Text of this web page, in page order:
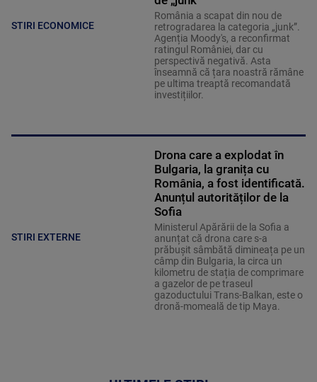
STIRI ECONOMICE
România a scapat din nou de
retrogradarea la categoria „junk”.
Agenția Moody's, a reconfirmat
ratingul României, dar cu
perspectivă negativă. Asta
înseamnă că țara noastră rămâne
pe ultima treaptă recomandată
investițiilor.
STIRI EXTERNE
Drona care a explodat în
Bulgaria, la granița cu
România, a fost identificată.
Anunțul autorităților de la
Sofia
Ministerul Apărării de la Sofia a
anunțat că drona care s-a
prăbușit sâmbătă dimineața pe un
câmp din Bulgaria, la circa un
kilometru de stația de comprimare
a gazelor de pe traseul
gazoductului Trans-Balkan, este o
dronă-momeală de tip Maya.